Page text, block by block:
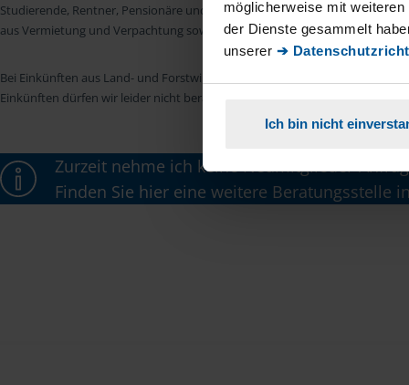
möglicherweise mit
der Dienste gesammelt
unserer ➔
Ich bin nicht
Studierende, Rentner, Pensionäre und Unterhaltsempfänger nach § 4 Nr.
aus Vermietung und Verpachtung sowie Kapitalerträgen sind wir in vielen
Bei Einkünften aus Land- und Forstwirtschaft, aus Gewerbebetrieb, aus
Einkünften dürfen wir leider nicht beraten.
Zurzeit nehme ich keine Neumitglieder-
Finden Sie hier eine weitere Beratungsstelle